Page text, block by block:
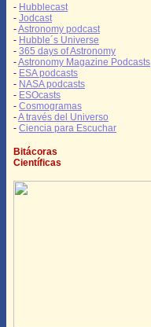
- Hubblecast
- Jodcast
-Astronomy podcast
- Hubble´s Universe
- 365 days of Astronomy
-Astronomy Magazine Podcasts
- ESA podcasts
- NASA podcasts
- ESOcasts
- Cosmogramas
-A través del Universo
- Ciencia para Escuchar
Bitácoras
Científicas